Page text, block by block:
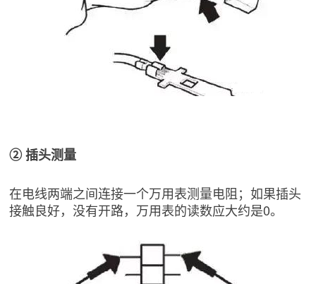
② 插头测量
在电线两端之间连接一个万用表测量电阻；如果插头
接触良好，没有开路，万用表的读数应大约是0。